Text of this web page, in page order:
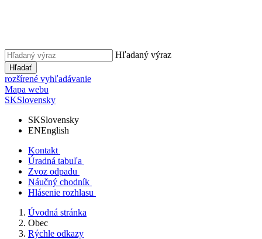
Hľadaný výraz
Hľadať
rozšírené vyhľadávanie
Mapa webu
SKSlovensky
SKSlovensky
ENEnglish
Kontakt
Úradná tabuľa
Zvoz odpadu
Náučný chodník
Hlásenie rozhlasu
Úvodná stránka
Obec
Rýchle odkazy